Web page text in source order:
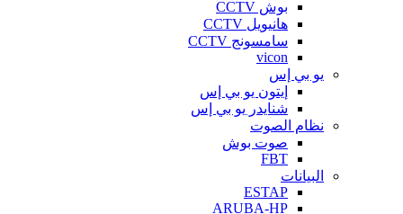
بوش CCTV
هانيويل CCTV
سامسونج CCTV
vicon
يو بي إس
إيتون يو بي إس
شنايدر يو بي إس
نظام الصوت
صوت بوش
FBT
البيانات
ESTAP
ARUBA-HP